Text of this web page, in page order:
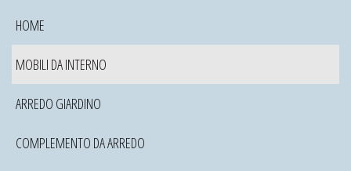
HOME
MOBILI DA INTERNO
ARREDO GIARDINO
COMPLEMENTO DA ARREDO